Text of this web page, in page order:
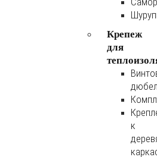
Крепеж
для
к